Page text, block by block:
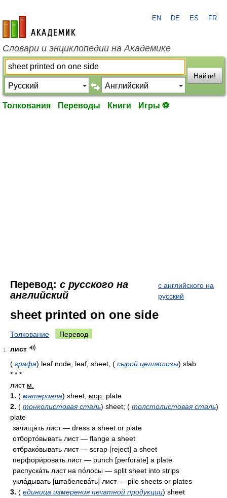
academic.ru
EN DE ES FR
Словари и энциклопедии на Академике
Найти!
Толкования Переводы Книги Игры ⚽
Перевод: с русского на
английский
с английского на
русский
sheet printed on one side
Толкование Перевод
1
лист
( графа) leaf node, leaf, sheet, ( сырой целлюлозы) slab
* * *
лист м.
1. ( материала) sheet; мор. plate
2. ( тонколистовая сталь) sheet; ( толстолистовая сталь)
plate
зачища́ть лист — dress a sheet or plate
отборто́вывать лист — flange a sheet
отбрако́вывать лист — scrap [reject] a sheet
перфори́ровать лист — punch [perforate] a plate
распуска́ть лист на по́лосы — split sheet into strips
укла́дывать [штабелева́ть] лист — pile sheets or plates
3. ( единица измерения печатной продукции) sheet